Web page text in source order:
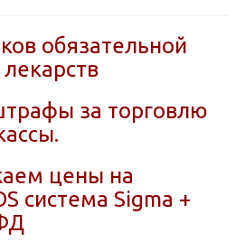
обязательной
за торговлю
цены на
система Sigma +